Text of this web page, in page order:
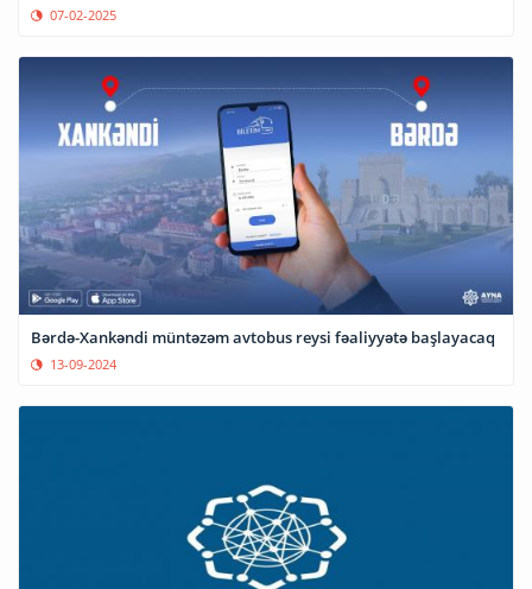
07-02-2025
Bərdə-Xankəndi müntəzəm avtobus reysi fəaliyyətə başlayacaq
13-09-2024